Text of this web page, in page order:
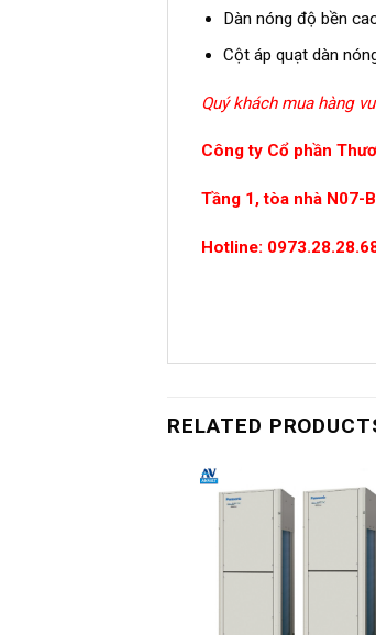
Dàn nóng độ bền
Cột áp quạt dàn
Quý khách mua hàng
Công ty Cổ phần
Tầng 1, tòa nhà N07-
Hotline:
RELATED